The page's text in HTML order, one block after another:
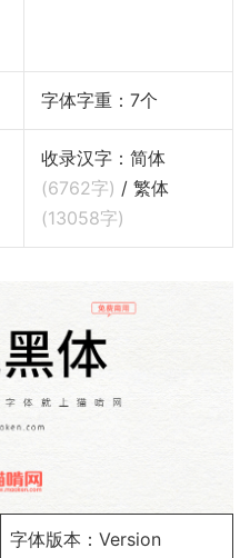
字体字重：7个
收录汉字：简体
(6762字) / 繁体
(13058字)
字体版本：Version